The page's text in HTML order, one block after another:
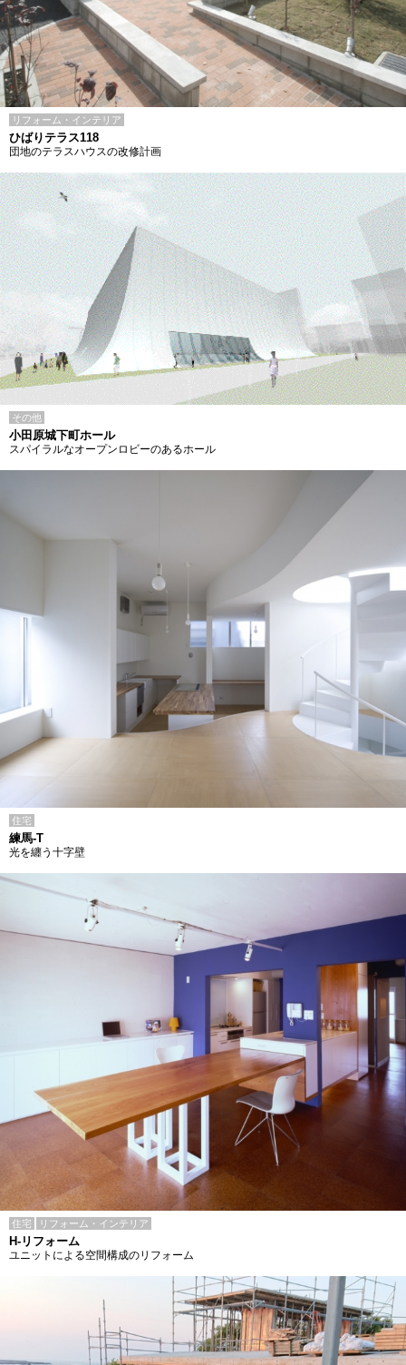
リフォーム・インテリア
ひばりテラス118
団地のテラスハウスの改修計画
その他
小田原城下町ホール
スパイラルなオープンロビーのあるホール
住宅
練馬-T
光を纏う十字壁
住宅 リフォーム・インテリア
H-リフォーム
ユニットによる空間構成のリフォーム